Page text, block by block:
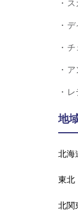
ス
デ
チ
ア
地
北海
東北
北関